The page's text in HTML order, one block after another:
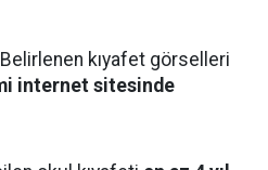
Belirlenen kıyafet görselleri
internet sitesinde